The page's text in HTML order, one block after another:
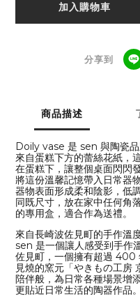
加入購物車
分享到
商品描述
Doily vase 是 sen 與陶瓷
來自蛋糕下方的蕾絲花紙，
在蛋糕下，讓整個桌面閃閃
將這份溫馨記憶帶入日常器
器物表面形成柔和陰影，低
同既尺寸，放在家中任何角
的專用盒，適合作為送禮。
來自長崎波佐見町的手作溫
sen 是一個讓人感受到手作
佐見町，一個擁有超過 400
見燒的窯元「やきもの工房
陪伴般，為日常各種場景增
更貼近日常生活的陶器作品。